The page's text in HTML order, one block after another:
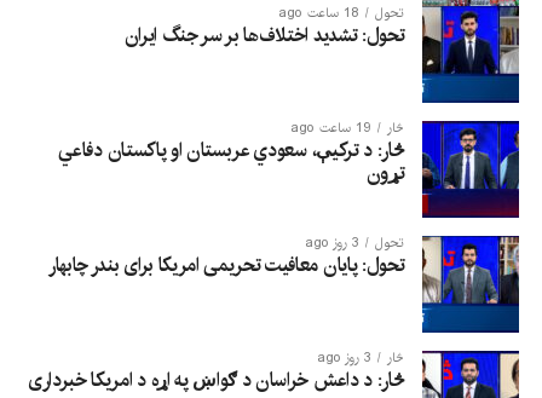
تحول 18 ساعت ago
تحول: تشدید اختلاف‌ها بر سر جنگ ایران
څار 19 ساعت ago
څار: د ترکیې، سعودي عربستان او پاکستان دفاعي
تړون
تحول 3 روز ago
تحول: پایان معافیت تحریمی امریکا برای بندر چابهار
څار 3 روز ago
څار: د داعش خراسان د ګواښ په اړه د امریکا خبرداری